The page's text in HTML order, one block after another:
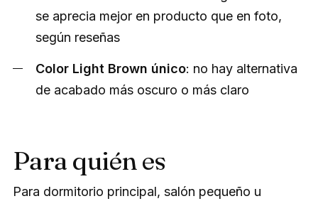
se aprecia mejor en producto que en foto,
según reseñas
Color Light Brown único: no hay alternativa
de acabado más oscuro o más claro
Para quién es
Para dormitorio principal, salón pequeño u